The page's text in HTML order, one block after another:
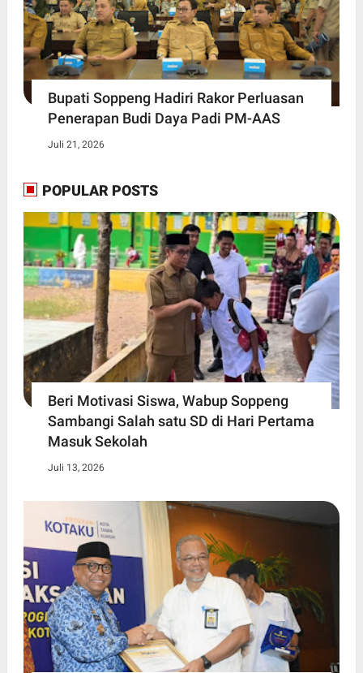
Bupati Soppeng Hadiri Rakor Perluasan
Penerapan Budi Daya Padi PM-AAS
Juli 21, 2026
POPULAR POSTS
Beri Motivasi Siswa, Wabup Soppeng
Sambangi Salah satu SD di Hari Pertama
Masuk Sekolah
Juli 13, 2026